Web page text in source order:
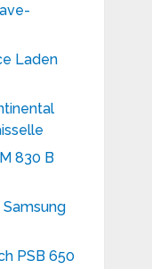
Laden
830 B
Samsung
PSB 650